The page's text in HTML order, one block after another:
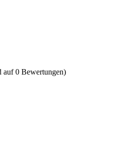
auf 0 Bewertungen)